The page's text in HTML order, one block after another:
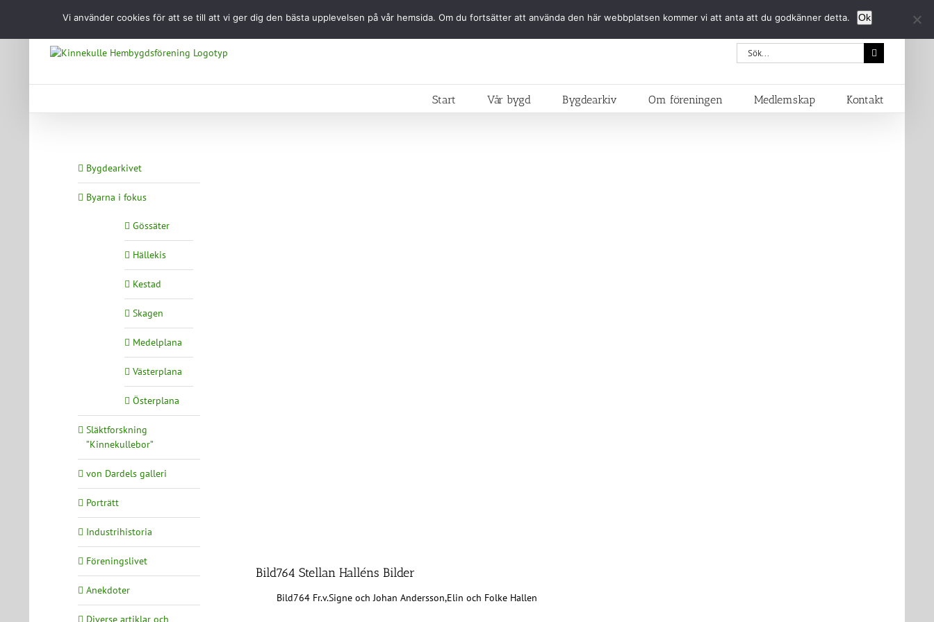
Sök
efter:
Start Vår bygd Bygdearkiv Om föreningen Medlemskap Kontakt
Bild764 Stellan Halléns Bilder
Bild764 Fr.v.Signe och Johan Andersson,Elin och Folke Hallen
Bygdearkivet
Byarna i fokus
Gössäter
Hällekis
Kestad
Skagen
Medelplana
Västerplana
Österplana
Släktforskning
”Kinnekullebor”
von Dardels galleri
Porträtt
Industrihistoria
Föreningslivet
Anekdoter
Diverse artiklar och
Vi använder cookies för att se till att vi ger dig den bästa upplevelsen på vår hemsida. Om du fortsätter att använda den här webbplatsen kommer vi att anta att du godkänner detta. Ok